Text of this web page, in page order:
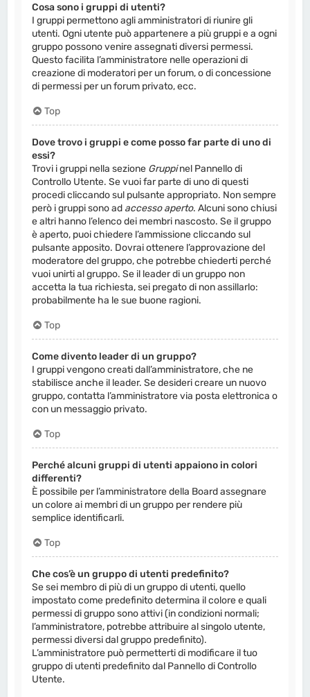
Cosa sono i gruppi di utenti?
I gruppi permettono agli amministratori di riunire gli
utenti. Ogni utente può appartenere a più gruppi e a ogni
gruppo possono venire assegnati diversi permessi.
Questo facilita l’amministratore nelle operazioni di
creazione di moderatori per un forum, o di concessione
di permessi per un forum privato, ecc.
Top
Dove trovo i gruppi e come posso far parte di uno di
essi?
Trovi i gruppi nella sezione Gruppinel Pannello di
Controllo Utente. Se vuoi far parte di uno di questi
procedi cliccando sul pulsante appropriato. Non sempre
però i gruppi sono ad accesso aperto. Alcuni sono chiusi
e altri hanno l’elenco dei membri nascosto. Se il gruppo
è aperto, puoi chiedere l’ammissione cliccando sul
pulsante apposito. Dovrai ottenere l’approvazione del
moderatore del gruppo, che potrebbe chiederti perché
vuoi unirti al gruppo. Se il leader di un gruppo non
accetta la tua richiesta, sei pregato di non assillarlo:
probabilmente ha le sue buone ragioni.
Top
Come divento leader di un gruppo?
I gruppi vengono creati dall’amministratore, che ne
stabilisce anche il leader. Se desideri creare un nuovo
gruppo, contatta l’amministratore via posta elettronica o
con un messaggio privato.
Top
Perché alcuni gruppi di utenti appaiono in colori
differenti?
È possibile per l’amministratore della Board assegnare
un colore ai membri di un gruppo per rendere più
semplice identificarli.
Top
Che cos’è un gruppo di utenti predefinito?
Se sei membro di più di un gruppo di utenti, quello
impostato come predefinito determina il colore e quali
permessi di gruppo sono attivi (in condizioni normali;
l’amministratore, potrebbe attribuire al singolo utente,
permessi diversi dal gruppo predefinito).
L’amministratore può permetterti di modificare il tuo
gruppo di utenti predefinito dal Pannello di Controllo
Utente.